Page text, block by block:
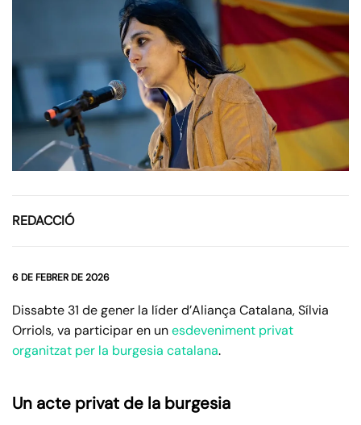
REDACCIÓ
6 DE FEBRER DE 2026
Dissabte 31 de gener la líder d’Aliança Catalana, Sílvia
Orriols, va participar en unesdeveniment privat
organitzat per la burgesia catalana.
Un acte privat de la burgesia